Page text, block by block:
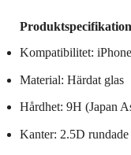
Kompatibilitet:
Material: Härdat glas
Hårdhet: 9H (Japan
Kanter: 2.5D